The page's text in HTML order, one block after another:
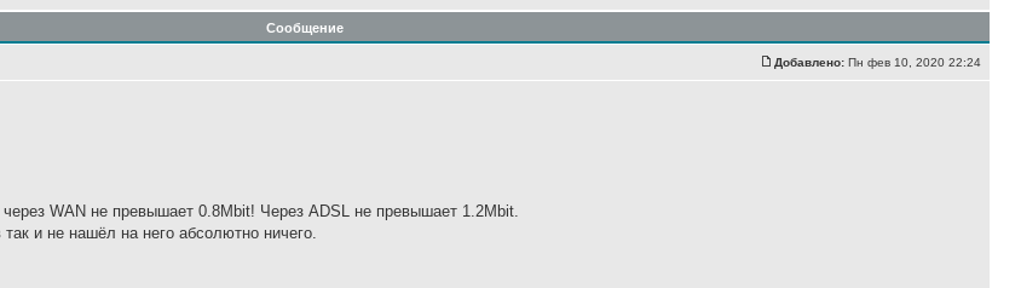
Сообщение
Добавлено: Пн фев 10, 2020 22:24
WAN не превышает 0.8Мbit! Через ADSL не превышает 1.2Mbit.
и не нашёл на него абсолютно ничего.